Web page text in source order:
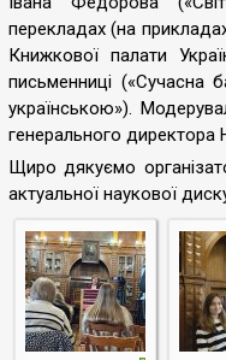
перекладах (на
Книжкової палати
письменниці («Сучасна
українською»).
генерального
Щиро дякуємо
актуальної наукової